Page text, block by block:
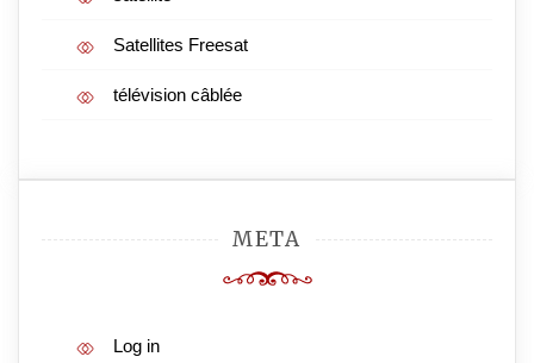
Satellites Freesat
télévision câblée
META
Log in